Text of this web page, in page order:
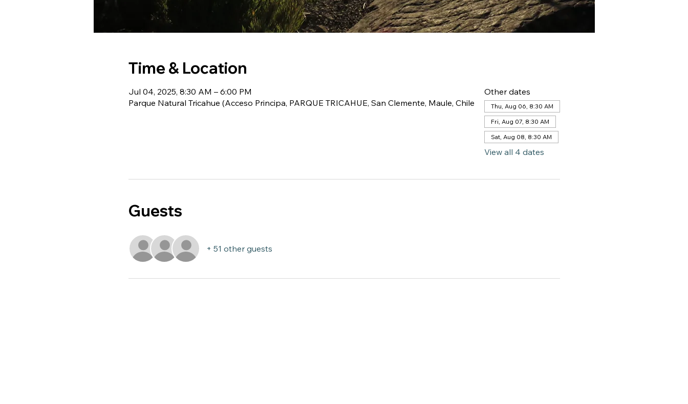
Time & Location
Jul 04, 2025, 8:30 AM – 6:00 PM
Parque Natural Tricahue (Acceso Principa, PARQUE TRICAHUE, San Clemente, Maule, Chile
Other dates
Thu, Aug 06, 8:30 AM
Fri, Aug 07, 8:30 AM
Sat, Aug 08, 8:30 AM
View all 4 dates
Guests
+ 51 other guests